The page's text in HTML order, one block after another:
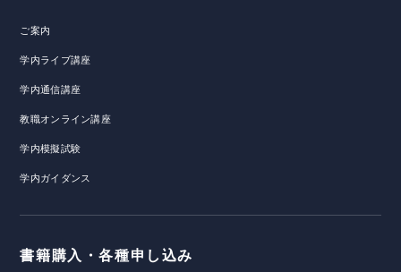
ご案内
学内ライブ講座
学内通信講座
教職オンライン講座
学内模擬試験
学内ガイダンス
書籍購入・各種申し込み